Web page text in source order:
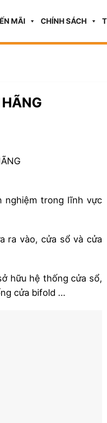
MÃI CHÍNH SÁCH
nghiệm trong lĩnh vực
ra vào, cửa sổ và cửa
hữu hệ thống cửa sổ,
cửa bifold …